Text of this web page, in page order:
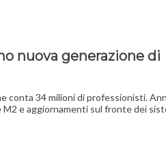
nuova generazione di
conta 34 milioni di professionisti.
e aggiornamenti sul fronte dei